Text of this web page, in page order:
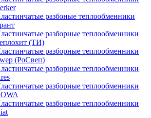
разбоные теплообменники
разборные теплообменники
(ТИ)
разборные теплообменники
(РоСвеп)
разборные теплообменники
разборные теплообменники
разборные теплообменники